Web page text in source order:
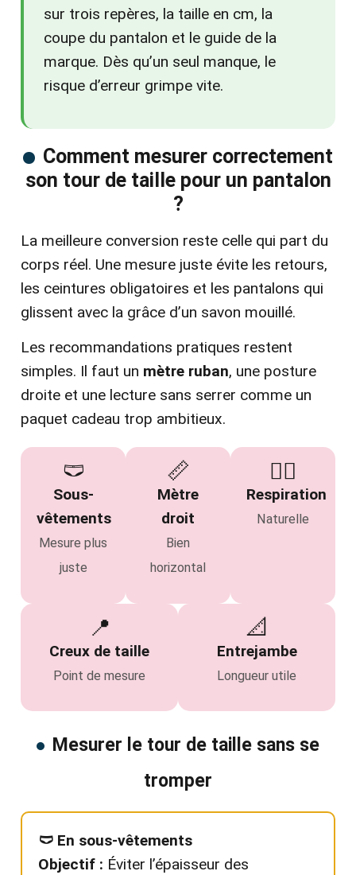
sur trois repères, la taille en cm, la
coupe du pantalon et le guide de la
marque. Dès qu’un seul manque, le
risque d’erreur grimpe vite.
Comment mesurer correctement
son tour de taille pour un pantalon
?
La meilleure conversion reste celle qui part du
corps réel. Une mesure juste évite les retours,
les ceintures obligatoires et les pantalons qui
glissent avec la grâce d’un savon mouillé.
Les recommandations pratiques restent
simples. Il faut un mètre ruban, une posture
droite et une lecture sans serrer comme un
paquet cadeau trop ambitieux.
🩲
Sous-
vêtements
Mesure plus
juste
📏
Mètre
droit
Bien
horizontal
😮‍💨
Respiration
Naturelle
📍
Creux de taille
Point de mesure
📐
Entrejambe
Longueur utile
Mesurer le tour de taille sans se
tromper
🩲 En sous-vêtements
Objectif : Éviter l’épaisseur des